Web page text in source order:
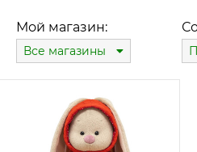
Мой магазин:
Все магазины